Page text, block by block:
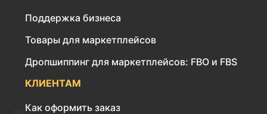
Поддержка бизнеса
Товары для маркетплейсов
Дропшиппинг для маркетплейсов: FBO и FBS
КЛИЕНТАМ
Как оформить заказ